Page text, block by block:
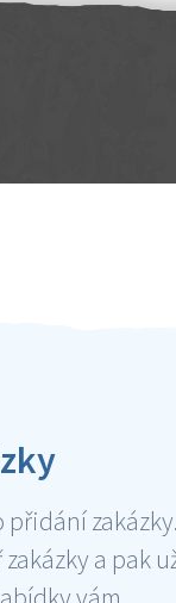
zakázky.
a pak